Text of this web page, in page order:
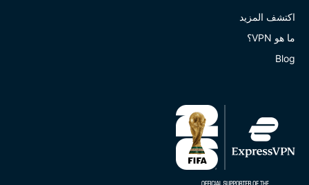
اكتشف المزيد
ما هو VPN؟
Blog